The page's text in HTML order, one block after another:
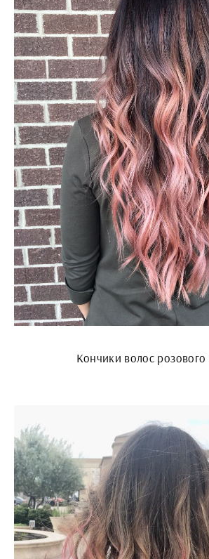
Кончики волос розового